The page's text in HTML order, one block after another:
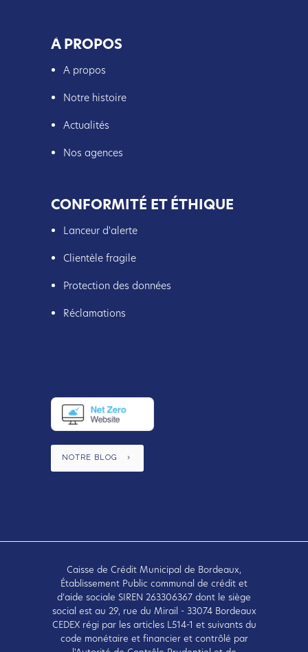
À PROPOS
A propos
Notre histoire
Actualités
Nos agences
CONFORMITÉ ET ÉTHIQUE
Lanceur d'alerte
Clientèle fragile
Protection des données
Réclamations
NOTRE BLOG
Caisse de Crédit Municipal de Bordeaux,
Établissement Public communal de crédit et
d’aide sociale SIREN 263306367 dont le siège
social est au 29, rue du Mirail - 33074 Bordeaux
CEDEX régi par les articles L514-1 et suivants du
code monétaire et financier et contrôlé par